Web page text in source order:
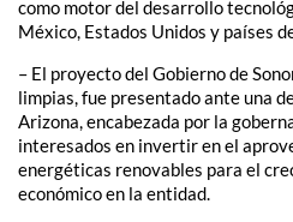
como motor del desarrollo
México, Estados Unidos y países
– El proyecto del Gobierno de
limpias, fue presentado ante una
Arizona, encabezada por la
interesados en invertir en el
energéticas renovables para el
económico en la entidad.